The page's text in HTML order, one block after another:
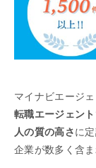
マイナビエージ
転職エージェント
人の質の高さに
企業が数多く含ま